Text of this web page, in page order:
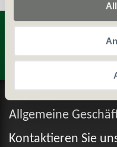
Entdecken
Datenschutz und
Allgemeine
Kontaktieren Sie